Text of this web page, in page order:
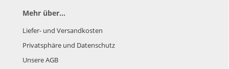
Mehr über...
Liefer- und Versandkosten
Privatsphäre und Datenschutz
Unsere AGB